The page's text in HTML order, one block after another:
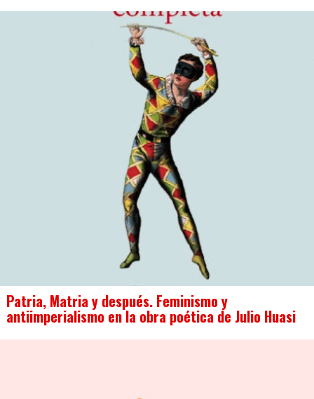
Patria, Matria y después. Feminismo y
antiimperialismo en la obra poética de Julio Huasi